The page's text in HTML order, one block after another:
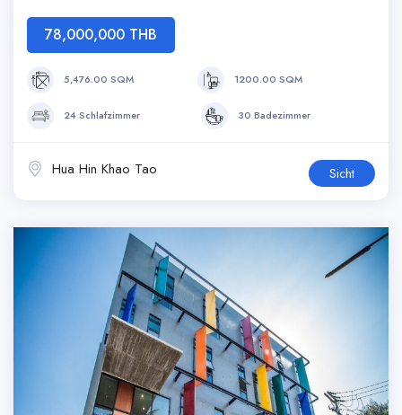
78,000,000 THB
5,476.00 SQM 1200.00 SQM
24 Schlafzimmer 30 Badezimmer
Hua Hin Khao Tao Sicht